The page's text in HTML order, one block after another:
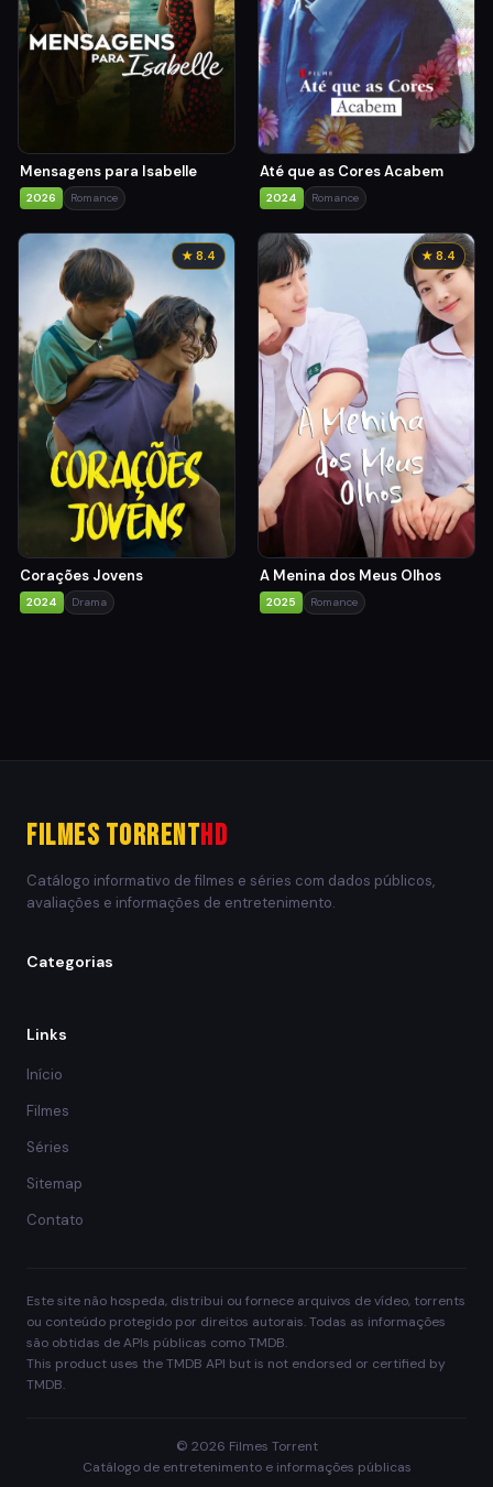
Mensagens para Isabelle
2026 Romance
Até que as Cores Acabem
2024 Romance
★ 8.4
Corações Jovens
2024 Drama
★ 8.4
A Menina dos Meus Olhos
2025 Romance
Filmes TorrentHD
Catálogo informativo de filmes e séries com dados públicos,
avaliações e informações de entretenimento.
Categorias
Links
Início
Filmes
Séries
Sitemap
Contato
Este site não hospeda, distribui ou fornece arquivos de vídeo, torrents
ou conteúdo protegido por direitos autorais. Todas as informações
são obtidas de APIs públicas como TMDB.
This product uses the TMDB API but is not endorsed or certified by
TMDB.
© 2026 Filmes Torrent
Catálogo de entretenimento e informações públicas